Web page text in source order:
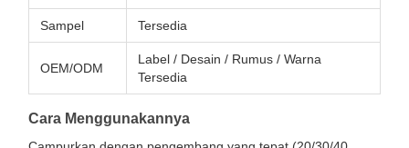
Sampel Tersedia
OEM/ODM
Label / Desain / Rumus / Warna
Tersedia
Cara Menggunakannya